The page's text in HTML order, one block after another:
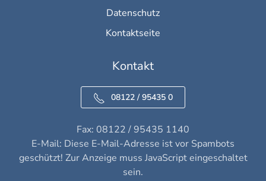
Datenschutz
Kontaktseite
Kontakt
08122 / 95435 0
Fax: 08122 / 95435 1140
E-Mail: Diese E-Mail-Adresse ist vor Spambots
geschützt! Zur Anzeige muss JavaScript eingeschaltet
sein.